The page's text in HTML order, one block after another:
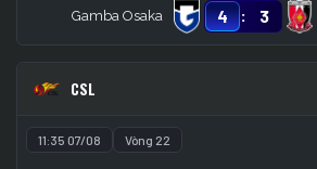
Gamba Osaka 4 : 3
CSL
11:35 07/08 Vòng 22